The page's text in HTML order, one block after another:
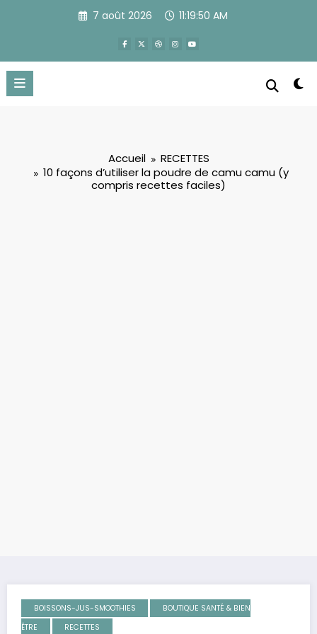
7 août 2026 11:19:51 AM
Accueil
RECETTES
10 façons d’utiliser la poudre de camu camu (y
compris recettes faciles)
BOISSONS-JUS-SMOOTHIES
BOUTIQUE SANTÉ & BIEN
ÊTRE
RECETTES